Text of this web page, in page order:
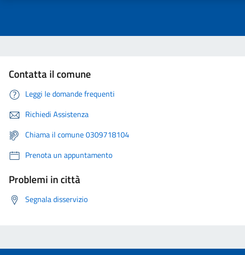
Contatta il comune
Leggi le domande frequenti
Richiedi Assistenza
Chiama il comune 0309718104
Prenota un appuntamento
Problemi in città
Segnala disservizio